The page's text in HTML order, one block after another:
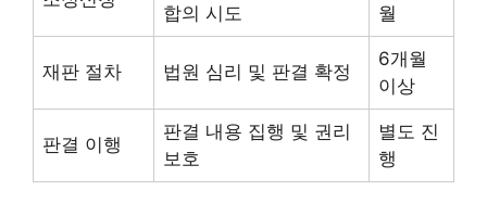
합의 시도 월
재판 절차 법원 심리 및 판결 확정
6개월
이상
판결 이행
판결 내용 집행 및 권리
보호
별도 진
행